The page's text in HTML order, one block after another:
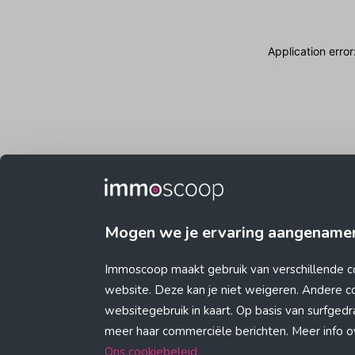
Mogen we je ervaring
Immoscoop maakt gebruik van verschillende
website. Deze kan je niet weigeren. Andere
websitegebruik in kaart. Op basis van
meer haar commerciële berichten. Meer info
Ons cookiebeleid
Application